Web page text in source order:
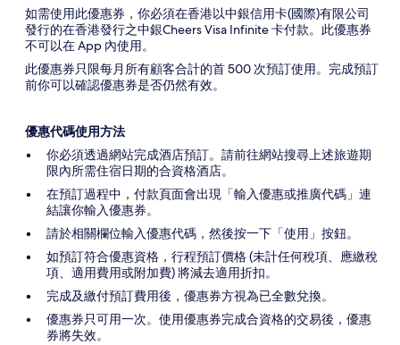
如需使用此優惠券，你必須在香港以中銀信用卡(國際)有限公司
發行的在香港發行之中銀Cheers Visa Infinite 卡付款。此優惠券
不可以在 App 內使用。
此優惠券只限每月所有顧客合計的首 500 次預訂使用。完成預訂
前你可以確認優惠券是否仍然有效。
優惠代碼使用方法
你必須透過網站完成酒店預訂。請前往網站搜尋上述旅遊期
限內所需住宿日期的合資格酒店。
在預訂過程中，付款頁面會出現「輸入優惠或推廣代碼」連
結讓你輸入優惠券。
請於相關欄位輸入優惠代碼，然後按一下「使用」按鈕。
如預訂符合優惠資格，行程預訂價格 (未計任何稅項、應繳稅
項、適用費用或附加費) 將減去適用折扣。
完成及繳付預訂費用後，優惠券方視為已全數兌換。
優惠券只可用一次。使用優惠券完成合資格的交易後，優惠
券將失效。